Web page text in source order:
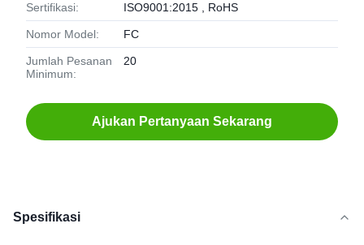
Sertifikasi: ISO9001:2015 , RoHS
Nomor Model: FC
Jumlah Pesanan
Minimum:
20
Ajukan Pertanyaan Sekarang
Spesifikasi